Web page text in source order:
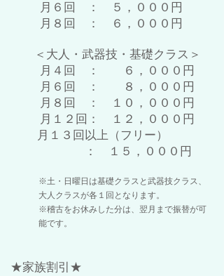
月６回 ： ５，０００円
月８回 ： ６，０００円
＜大人・武器技・基礎クラス＞
月４回 ： ６，０００円
月６回 ： ８，０００円
月８回 ： １０，０００円
月１２回： １２，０００円
月１３回以上（フリー）
： １５，０００円
※土・日曜日は基礎クラスと武器技クラス、
大人クラスが各１回となります。
※稽古をお休みした分は、翌月まで振替が可
能です。
★家族割引★